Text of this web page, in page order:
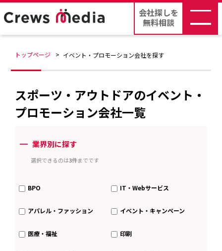
会社探しを
無料相談
トップページ イベント・プロモーション会社を探す
スポーツ・アウトドアのイベント・
プロモーション会社一覧
ー 業界別に探す
選択できるのは3件までです
BPO IT・Webサービス
アパレル・ファッション イベント・キャンペーン
医療・福祉 印刷